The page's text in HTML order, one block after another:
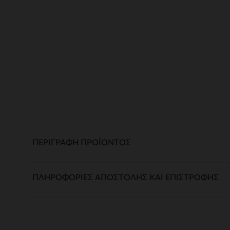
ΠΕΡΙΓΡΑΦΉ ΠΡΟΪΌΝΤΟΣ
ΠΛΗΡΟΦΟΡΊΕΣ ΑΠΟΣΤΟΛΉΣ ΚΑΙ ΕΠΙΣΤΡΟΦΉΣ